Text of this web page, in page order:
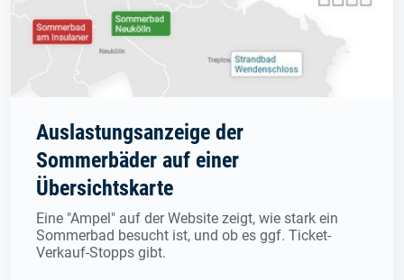
Auslastungsanzeige der
Sommerbäder auf einer
Übersichtskarte
Eine "Ampel" auf der Website zeigt, wie stark ein
Sommerbad besucht ist, und ob es ggf. Ticket-
Verkauf-Stopps gibt.